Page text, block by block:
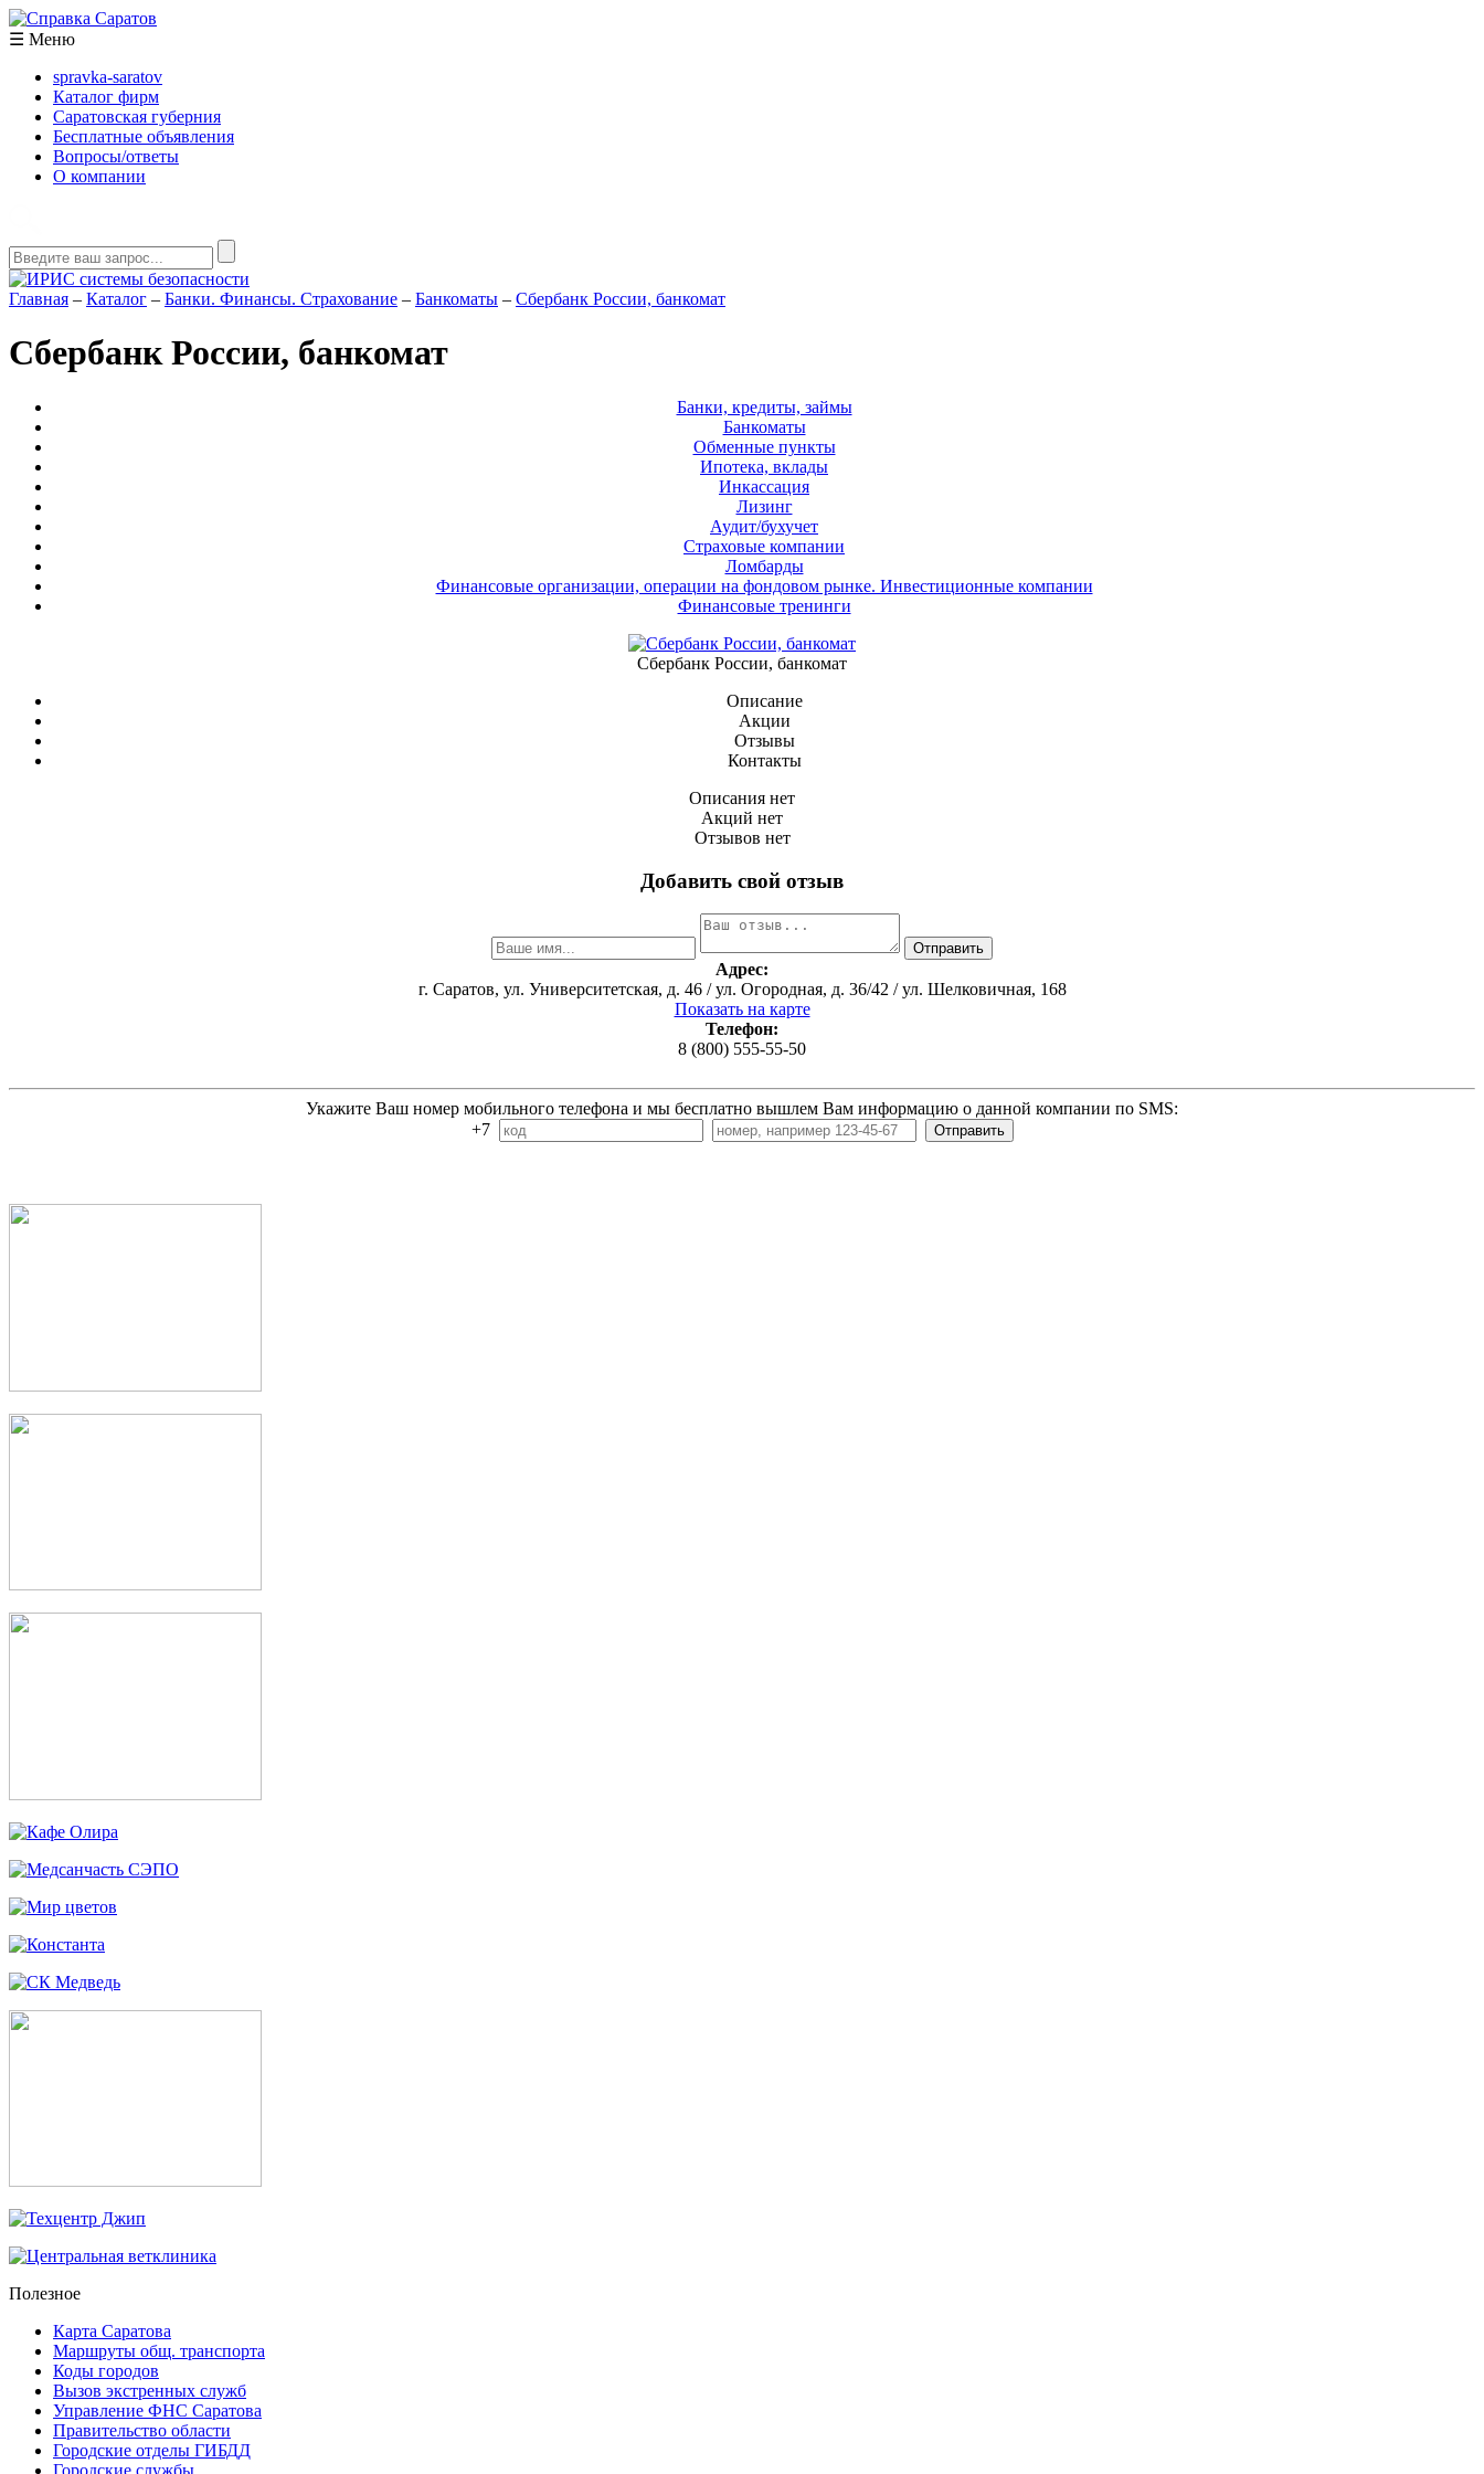
☰ Меню
spravka-saratov
Каталог фирм
Саратовская губерния
Бесплатные объявления
Вопросы/ответы
О компании
Главная – Каталог – Банки. Финансы. Страхование – Банкоматы – Сбербанк России, банкомат
Сбербанк России, банкомат
Банки, кредиты, займы
Банкоматы
Обменные пункты
Ипотека, вклады
Инкассация
Лизинг
Аудит/бухучет
Страховые компании
Ломбарды
Финансовые организации, операции на фондовом рынке. Инвестиционные компании
Финансовые тренинги
Сбербанк России, банкомат
Описание
Акции
Отзывы
Контакты
Описания нет
Акций нет
Отзывов нет
Добавить свой отзыв
Адрес:
г. Саратов, ул. Университетская, д. 46 / ул. Огородная, д. 36/42 / ул. Шелковичная, 168
Показать на карте
Телефон:
8 (800) 555-55-50
Укажите Ваш номер мобильного телефона и мы бесплатно вышлем Вам информацию о данной компании по SMS:
+7
Полезное
Карта Саратова
Маршруты общ. транспорта
Коды городов
Вызов экстренных служб
Управление ФНС Саратова
Правительство области
Городские отделы ГИБДД